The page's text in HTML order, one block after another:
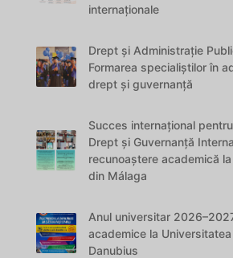
internaționale
Drept și Administrație
Formarea specialiștilor în
drept și guvernanță
Succes internațional
Drept și Guvernanță
recunoaștere academică
din Málaga
Anul universitar
academice la
Danubius